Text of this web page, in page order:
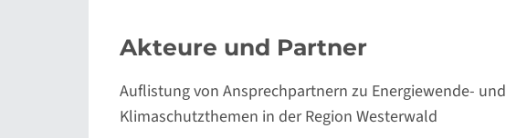
Akteure und Partner
Auflistung von Ansprechpartnern zu Energiewende- und
Klimaschutzthemen in der Region Westerwald